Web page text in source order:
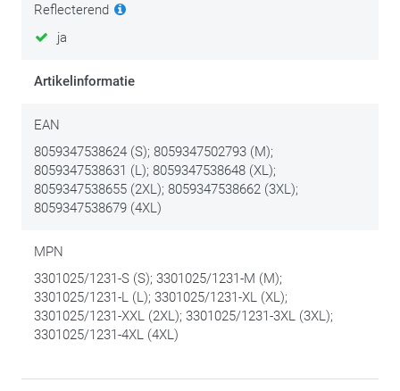
Reflecterend
ja
Artikelinformatie
EAN
8059347538624 (S); 8059347502793 (M);
8059347538631 (L); 8059347538648 (XL);
8059347538655 (2XL); 8059347538662 (3XL);
8059347538679 (4XL)
MPN
3301025/1231-S (S); 3301025/1231-M (M);
3301025/1231-L (L); 3301025/1231-XL (XL);
3301025/1231-XXL (2XL); 3301025/1231-3XL (3XL);
3301025/1231-4XL (4XL)